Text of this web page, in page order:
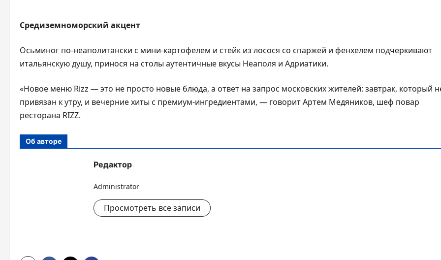
Средиземноморский акцент
Осьминог по-неаполитански с мини-картофелем и стейк из лосося со спаржей и фенхелем подчеркивают
итальянскую душу, принося на столы аутентичные вкусы Неаполя и Адриатики.
«Новое меню Rizz — это не просто новые блюда, а ответ на запрос московских жителей: завтрак, который
привязан к утру, и вечерние хиты с премиум-ингредиентами, — говорит Артем Медяников, шеф повар
ресторана RIZZ.
Об авторе
Редактор
Administrator
Просмотреть все записи